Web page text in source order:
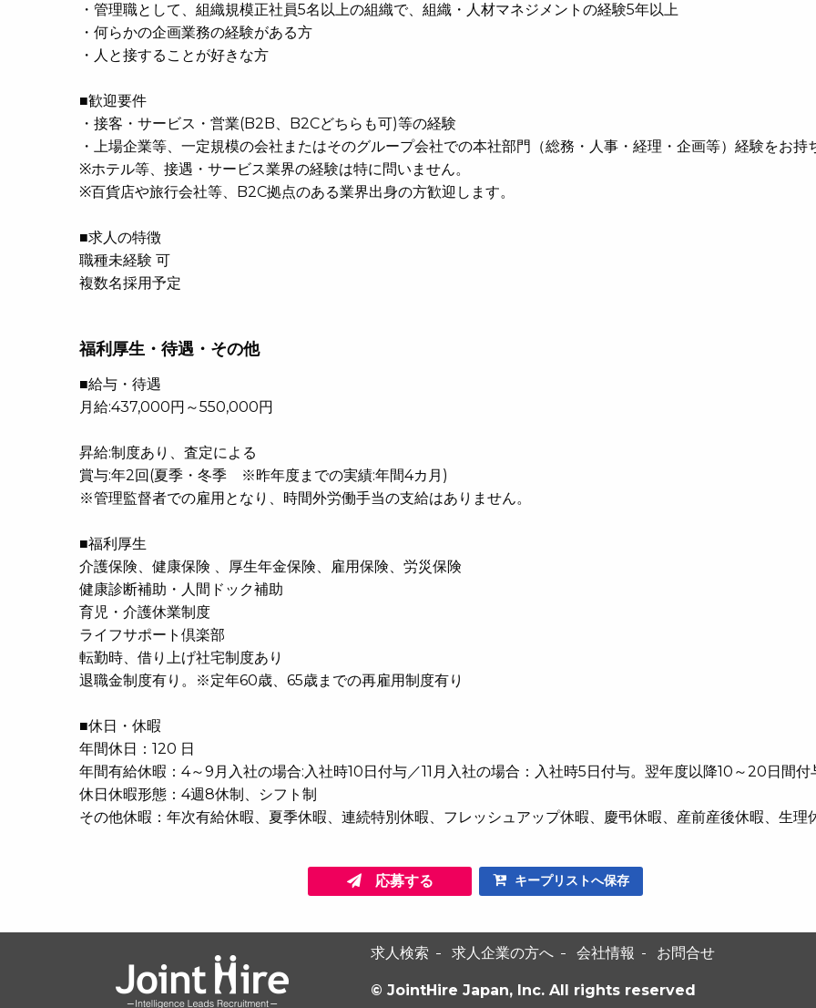
・管理職として、組織規模正社員5名以上の組織で、組織・人材マネジメントの経験5年以上
・何らかの企画業務の経験がある方
・人と接することが好きな方
■歓迎要件
・接客・サービス・営業(B2B、B2Cどちらも可)等の経験
・上場企業等、一定規模の会社またはそのグループ会社での本社部門（総務・人事・経理・企画等）経験をお持
※ホテル等、接遇・サービス業界の経験は特に問いません。
※百貨店や旅行会社等、B2C拠点のある業界出身の方歓迎します。
■求人の特徴
職種未経験 可
複数名採用予定
福利厚生・待遇・その他
■給与・待遇
月給:437,000円～550,000円
昇給:制度あり、査定による
賞与:年2回(夏季・冬季 ※昨年度までの実績:年間4カ月)
※管理監督者での雇用となり、時間外労働手当の支給はありません。
■福利厚生
介護保険、健康保険 、厚生年金保険、雇用保険、労災保険
健康診断補助・人間ドック補助
育児・介護休業制度
ライフサポート倶楽部
転勤時、借り上げ社宅制度あり
退職金制度有り。※定年60歳、65歳までの再雇用制度有り
■休日・休暇
年間休日：120 日
年間有給休暇：4～9月入社の場合:入社時10日付与／11月入社の場合：入社時5日付与。翌年度以降10～20日間付
休日休暇形態：4週8休制、シフト制
その他休暇：年次有給休暇、夏季休暇、連続特別休暇、フレッシュアップ休暇、慶弔休暇、産前産後休暇、生理
応募する キープリストへ保存
求人検索 求人企業の方へ 会社情報 お問合せ
© JointHire Japan, Inc. All rights reserved